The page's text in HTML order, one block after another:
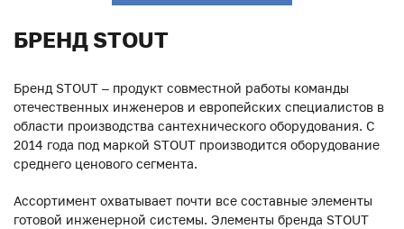
БРЕНД STOUT
Бренд STOUT – продукт совместной работы команды
отечественных инженеров и европейских специалистов в
области производства сантехнического оборудования. С
2014 года под маркой STOUT производится оборудование
среднего ценового сегмента.
Ассортимент охватывает почти все составные элементы
готовой инженерной системы. Элементы бренда STOUT